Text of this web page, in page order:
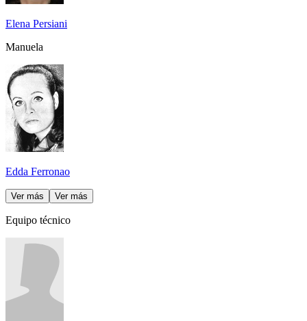
Elena Persiani
Manuela
Edda Ferronao
Ver más Ver más
Equipo técnico